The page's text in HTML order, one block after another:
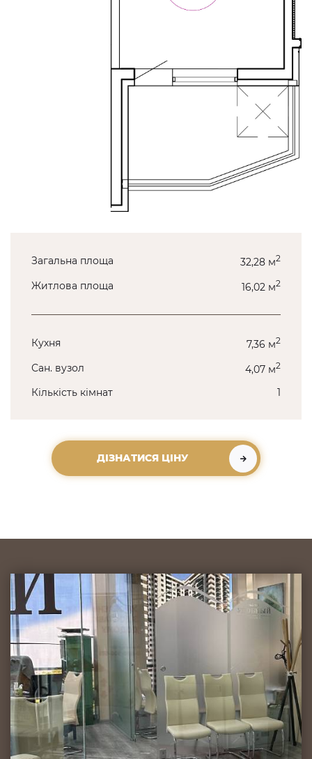
Загальна площа 32,28 м2
Житлова площа 16,02 м2
Кухня 7,36 м2
Сан. вузол 4,07 м2
Кількість кімнат 1
ДІЗНАТИСЯ ЦІНУ